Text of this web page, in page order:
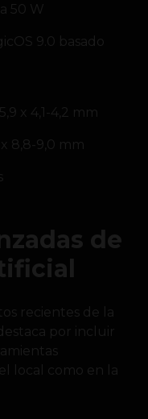
50 W
9.0 basado
x 4,1-4,2 mm
x 8,8-9,0 mm
de
recientes de la
por incluir
local como en la